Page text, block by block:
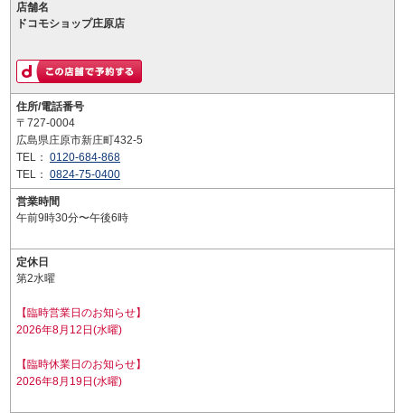
店舗名
ドコモショップ庄原店
住所/電話番号
〒727-0004
広島県庄原市新庄町432-5
TEL： 0120-684-868
TEL： 0824-75-0400
営業時間
午前9時30分〜午後6時
定休日
第2水曜
【臨時営業日のお知らせ】
2026年8月12日(水曜)
【臨時休業日のお知らせ】
2026年8月19日(水曜)